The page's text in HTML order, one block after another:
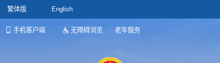
繁体版 English
手机客户端 无障碍浏览 老年服务